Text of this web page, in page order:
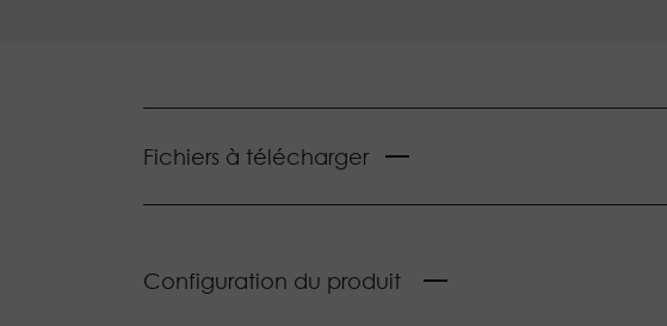
Fichiers à télécharger
Configuration du produit